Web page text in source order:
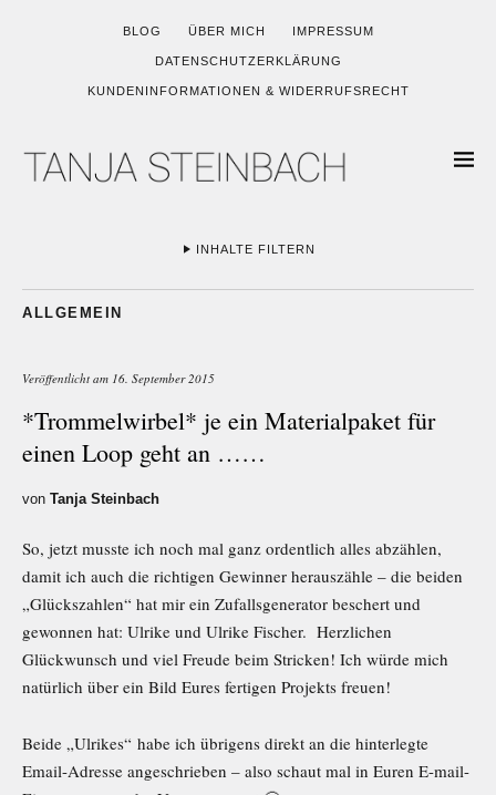
BLOG ÜBER MICH IMPRESSUM
DATENSCHUTZERKLÄRUNG
KUNDENINFORMATIONEN & WIDERRUFSRECHT
INHALTE FILTERN
ALLGEMEIN
Veröffentlicht am 16. September 2015
*Trommelwirbel* je ein Materialpaket für
einen Loop geht an ……
von Tanja Steinbach
So, jetzt musste ich noch mal ganz ordentlich alles abzählen,
damit ich auch die richtigen Gewinner herauszähle – die beiden
„Glückszahlen“ hat mir ein Zufallsgenerator beschert und
gewonnen hat: Ulrike und Ulrike Fischer. Herzlichen
Glückwunsch und viel Freude beim Stricken! Ich würde mich
natürlich über ein Bild Eures fertigen Projekts freuen!
Beide „Ulrikes“ habe ich übrigens direkt an die hinterlegte
Email-Adresse angeschrieben – also schaut mal in Euren E-mail-